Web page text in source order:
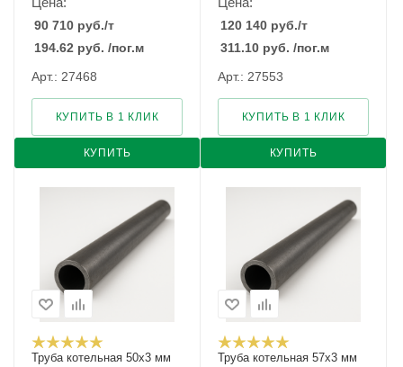
90 710 руб./т
194.62 руб. /пог.м
Арт.: 27468
КУПИТЬ
КУПИТЬ В 1 КЛИК
120 140 руб./т
311.10 руб. /пог.м
Арт.: 27553
КУПИТЬ
КУПИТЬ В 1 КЛИК
Труба котельная 50х3 мм
Труба котельная 57х3 мм